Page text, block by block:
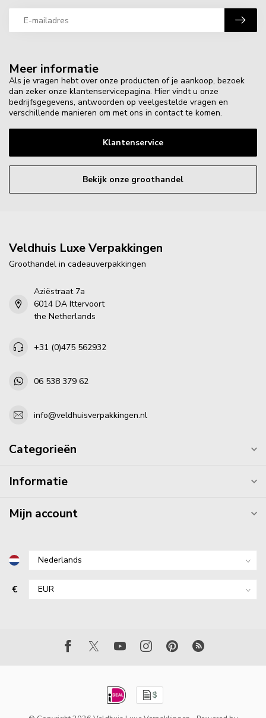
Meer informatie
Als je vragen hebt over onze producten of je aankoop, bezoek
dan zeker onze klantenservicepagina. Hier vindt u onze
bedrijfsgegevens, antwoorden op veelgestelde vragen en
verschillende manieren om met ons in contact te komen.
Klantenservice
Bekijk onze groothandel
Veldhuis Luxe Verpakkingen
Groothandel in cadeauverpakkingen
Aziëstraat 7a
6014 DA Ittervoort
the Netherlands
+31 (0)475 562932
06 538 379 62
info@veldhuisverpakkingen.nl
Categorieën
Informatie
Mijn account
€